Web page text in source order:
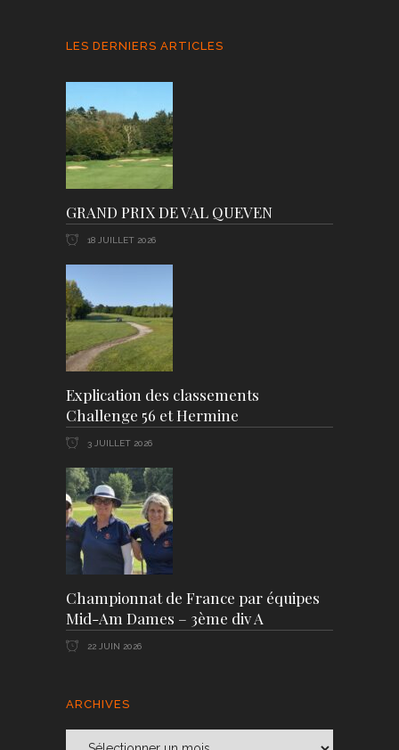
LES DERNIERS ARTICLES
GRAND PRIX DE VAL QUEVEN
18 JUILLET 2026
Explication des classements
Challenge 56 et Hermine
3 JUILLET 2026
Championnat de France par équipes
Mid-Am Dames – 3ème div A
22 JUIN 2026
ARCHIVES
Archives